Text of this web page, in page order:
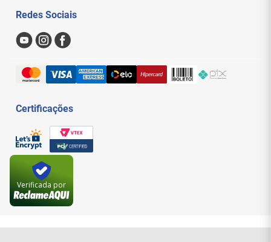
Nossas Lojas
Formas de Pagamento
Trocas e Devoluções
Sac
Redes Sociais
Certificações
Verificada por